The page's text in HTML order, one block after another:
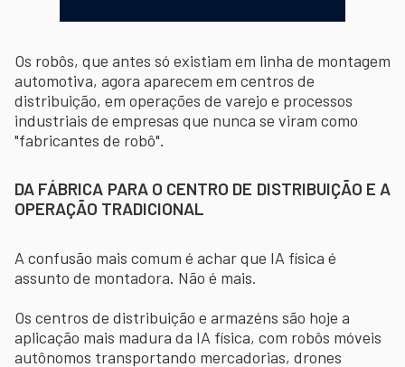
Os robôs, que antes só existiam em linha de montagem
automotiva, agora aparecem em centros de
distribuição, em operações de varejo e processos
industriais de empresas que nunca se viram como
"fabricantes de robô".
DA FÁBRICA PARA O CENTRO DE DISTRIBUIÇÃO E A
OPERAÇÃO TRADICIONAL
A confusão mais comum é achar que IA física é
assunto de montadora. Não é mais.
Os centros de distribuição e armazéns são hoje a
aplicação mais madura da IA física, com robôs móveis
autônomos transportando mercadorias, drones